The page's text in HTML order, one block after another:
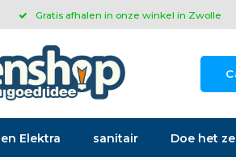
Gratis afhalen in onze winkel in Zwolle
Elektra sanitair Doe het